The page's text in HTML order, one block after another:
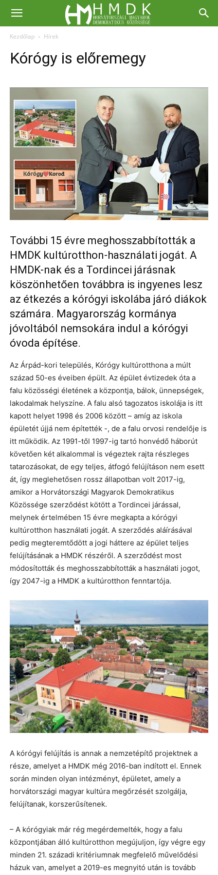
Kezdőlap Hírek
Kórógy is előremegy
További 15 évre meghosszabbították a
HMDK kultúrotthon-használati jogát. A
HMDK-nak és a Tordincei járásnak
köszönhetően továbbra is ingyenes lesz
az étkezés a kórógyi iskolába járó diákok
számára. Magyarország kormánya
jóvoltából nemsokára indul a kórógyi
óvoda építése.
Az Árpád-kori település, Kórógy kultúrotthona a múlt
század 50-es éveiben épült. Az épület évtizedek óta a
falu közösségi életének a központja, bálok, ünnepségek,
lakodalmak helyszíne. A falu alsó tagozatos iskolája is itt
kapott helyet 1998 és 2006 között – amíg az iskola
épületét újjá nem építették -, de a falu orvosi rendelője is
itt működik. Az 1991-től 1997-ig tartó honvédő háborút
követően két alkalommal is végeztek rajta részleges
tatarozásokat, de egy teljes, átfogó felújításon nem esett
át, így meglehetősen rossz állapotban volt 2017-ig,
amikor a Horvátországi Magyarok Demokratikus
Közössége szerződést kötött a Tordincei járással,
melynek értelmében 15 évre megkapta a kórógyi
kultúrotthon használati jogát. A szerződés aláírásával
pedig megteremtődött a jogi háttere az épület teljes
felújításának a HMDK részéről. A szerződést most
módosították és meghosszabbították a használati jogot,
így 2047-ig a HMDK a kultúrotthon fenntartója.
A kórógyi felújítás is annak a nemzetépítő projektnek a
része, amelyet a HMDK még 2016-ban indított el. Ennek
során minden olyan intézményt, épületet, amely a
horvátországi magyar kultúra megőrzését szolgálja,
felújítanak, korszerűsítenek.
– A kórógyiak már rég megérdemelték, hogy a falu
központjában álló kultúrotthon megújuljon, így végre egy
minden 21. századi kritériumnak megfelelő művelődési
házuk van, amelyet a 2019-es megnyitó után is tovább